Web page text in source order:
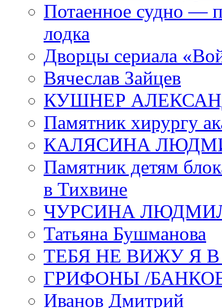
Потаенное судно —
лодка
Дворцы сериала
Вячеслав Зайцев
КУШНЕР
Памятник хирургу
КАЛЯСИНА
Памятник детям
в Тихвине
ЧУРСИНА
Татьяна Бушманова
ТЕБЯ НЕ ВИЖУ Я
ГРИФОНЫ /
Иванов Дмитрий